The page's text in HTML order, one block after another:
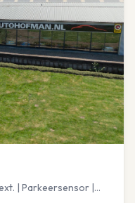
| Parkeersensor |